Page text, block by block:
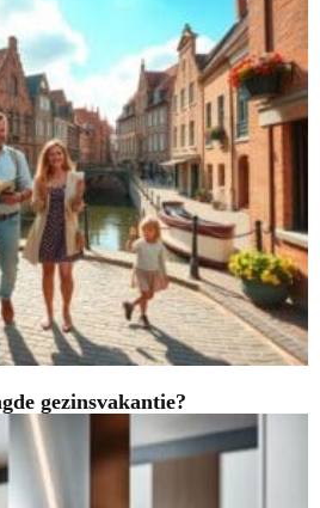
gezinsvakantie?